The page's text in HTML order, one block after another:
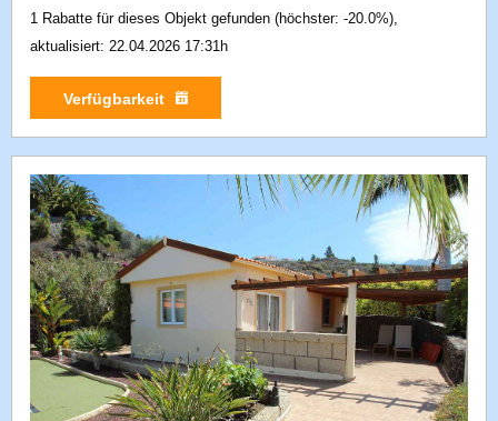
1 Rabatte für dieses Objekt gefunden (höchster: -20.0%),
aktualisiert: 22.04.2026 17:31h
Verfügbarkeit